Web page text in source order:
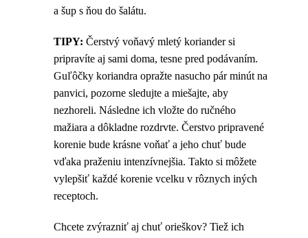
a šup s ňou do šalátu.
TIPY: Čerstvý voňavý mletý koriander si
pripravíte aj sami doma, tesne pred podávaním.
Guľôčky koriandra opražte nasucho pár minút na
panvici, pozorne sledujte a miešajte, aby
nezhoreli. Následne ich vložte do ručného
mažiara a dôkladne rozdrvte. Čerstvo pripravené
korenie bude krásne voňať a jeho chuť bude
vďaka praženiu intenzívnejšia. Takto si môžete
vylepšiť každé korenie vcelku v rôznych iných
receptoch.
Chcete zvýrazniť aj chuť orieškov? Tiež ich